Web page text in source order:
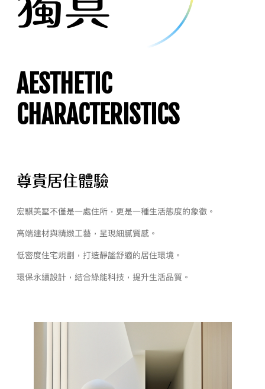
AESTHETIC
CHARACTERISTICS
尊貴居住體驗
宏騏美墅不僅是一處住所，更是一種生活態度的象徵。
高端建材與精緻工藝，呈現細膩質感。
低密度住宅規劃，打造靜謐舒適的居住環境。
環保永續設計，結合綠能科技，提升生活品質。